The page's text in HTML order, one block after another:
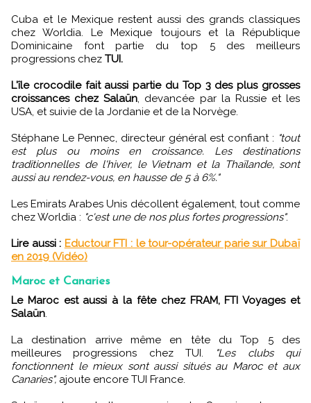
Cuba et le Mexique restent aussi des grands classiques
chez Worldia. Le Mexique toujours et la République
Dominicaine font partie du top 5 des meilleurs
progressions chez TUI.
L'île crocodile fait aussi partie du Top 3 des plus grosses
croissances chez Salaün, devancée par la Russie et les
USA, et suivie de la Jordanie et de la Norvège.
Stéphane Le Pennec, directeur général est confiant : "tout
est plus ou moins en croissance. Les destinations
traditionnelles de l'hiver, le Vietnam et la Thaïlande, sont
aussi au rendez-vous, en hausse de 5 à 6%."
Les Emirats Arabes Unis décollent également, tout comme
chez Worldia : "c'est une de nos plus fortes progressions".
Lire aussi : Eductour FTI : le tour-opérateur parie sur Dubaï
en 2019 (Vidéo)
Maroc et Canaries
Le Maroc est aussi à la fête chez FRAM, FTI Voyages et
Salaün.
La destination arrive même en tête du Top 5 des
meilleures progressions chez TUI.
"Les clubs qui
fonctionnent le mieux sont aussi situés au Maroc et aux
Canaries", ajoute encore TUI France.